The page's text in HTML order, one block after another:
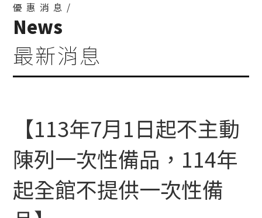
優惠消息/
News
最新消息
【113年7月1日起不主動
陳列一次性備品，114年
起全館不提供一次性備